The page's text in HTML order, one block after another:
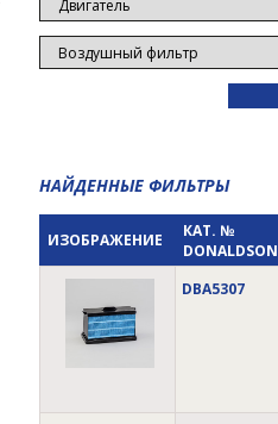
НАЙДЕННЫЕ ФИЛЬТРЫ
ИЗОБРАЖЕНИЕ
КАТ. №
DONALDSON
DBA5307